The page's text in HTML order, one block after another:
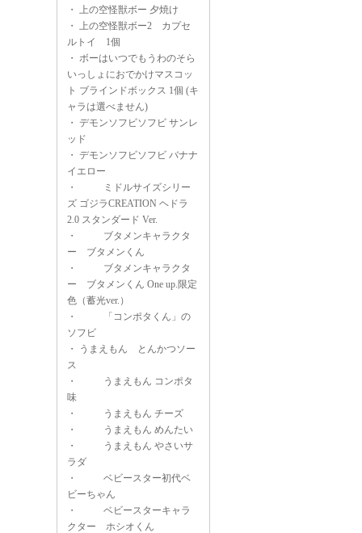
・ 上の空怪獣ボー 夕焼け
・ 上の空怪獣ボー2 カプセ
ルトイ 1個
・ ボーはいつでもうわのそら
いっしょにおでかけマスコッ
ト ブラインドボックス 1個 (キ
ャラは選べません)
・ デモンソフビソフビ サンレ
ッド
・ デモンソフビソフビ バナナ
イエロー
・
ミドルサイズシリー
ズ ゴジラCREATION ヘドラ
2.0 スタンダード Ver.
・
ブタメンキャラクタ
ー ブタメンくん
・
ブタメンキャラクタ
ー ブタメンくん One up.限定
色（蓄光ver.）
・
「コンポタくん」の
ソフビ
・
うまえもん とんかつソー
ス
・
うまえもん コンポタ
味
・
うまえもん チーズ
・
うまえもん めんたい
・
うまえもん やさいサ
ラダ
・
ベビースター初代ベ
ビーちゃん
・
ベビースターキャラ
クター ホシオくん